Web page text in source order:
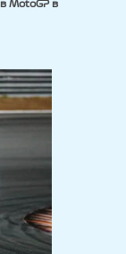
MotoGP в